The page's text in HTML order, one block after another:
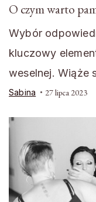
O czym warto
Wybór
kluczowy
weselnej. Wiąże
Sabina 27 lipca 2023